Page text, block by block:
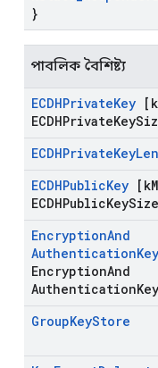
}
পাবলিক বৈশিষ্ট্য
ECDHPrivateKey [k
ECDHPrivateKey
ECDHPrivateKeyLen
ECDHPublicKey [k
ECDHPublicKey
EncryptionAnd
AuthenticationKey
EncryptionAnd
AuthenticationKey
GroupKeyStore